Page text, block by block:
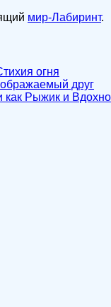
мир-Лабиринт.
огня
друг
как Рыжик и